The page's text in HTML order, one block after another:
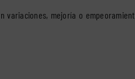
mejoría o